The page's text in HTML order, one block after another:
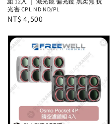
光害 CPL ND ND/PL
Regular
NT$ 4,500